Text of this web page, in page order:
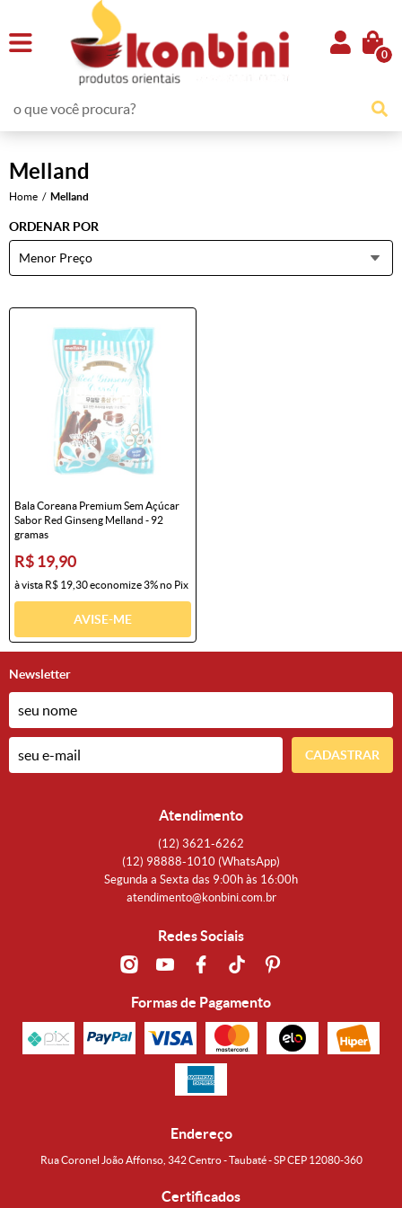
0
Melland
Home Melland
ORDENAR POR
Menor Preço
Bala Coreana Premium Sem Açúcar
Sabor Red Ginseng Melland - 92
gramas
R$ 19,90
à vista R$ 19,30economize3%no Pix
AVISE-ME
Newsletter
CADASTRAR
Atendimento
(12) 3621-6262
(12) 98888-1010 (WhatsApp)
Segunda a Sexta das 9:00h às 16:00h
atendimento@konbini.com.br
Redes Sociais
Formas de Pagamento
Endereço
Rua Coronel João Affonso, 342 Centro - Taubaté - SP CEP 12080-360
Certificados